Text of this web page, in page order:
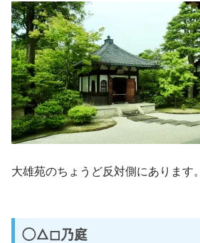
大雄苑のちょうど反対側にあります。
◯△◻︎乃庭